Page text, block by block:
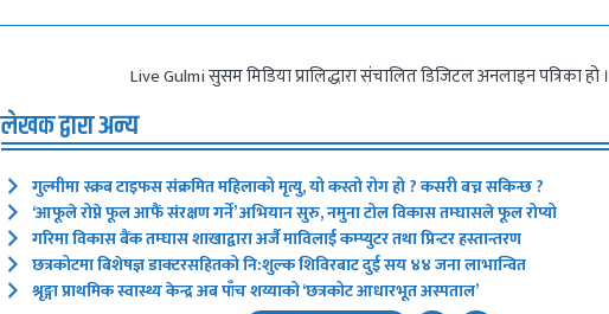
Live Gulmi सुसम मिडिया प्रालिद्धारा संचालित डिजिटल अनलाइन पत्रिका हो ।
लेखक द्वारा अन्य
गुल्मीमा स्क्रब टाइफस संक्रमित महिलाको मृत्यु, यो कस्तो रोग हो ? कसरी बच्न सकिन्छ ?
‘आफूले रोप्ने फूल आफैं संरक्षण गर्ने’ अभियान सुरु, नमुना टोल विकास तम्घासले फूल रोप्यो
गरिमा विकास बैंक तम्घास शाखाद्वारा अर्जै माविलाई कम्प्युटर तथा प्रिन्टर हस्तान्तरण
छत्रकोटमा बिशेषज्ञ डाक्टरसहितको नि:शुल्क शिविरबाट दुई सय ४४ जना लाभान्वित
श्रृङ्गा प्राथमिक स्वास्थ्य केन्द्र अब पाँच शय्याको ‘छत्रकोट आधारभूत अस्पताल’